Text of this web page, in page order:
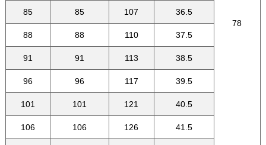
78
85 85 107 36.5
88 88 110 37.5
91 91 113 38.5
96 96 117 39.5
101 101 121 40.5
106 106 126 41.5